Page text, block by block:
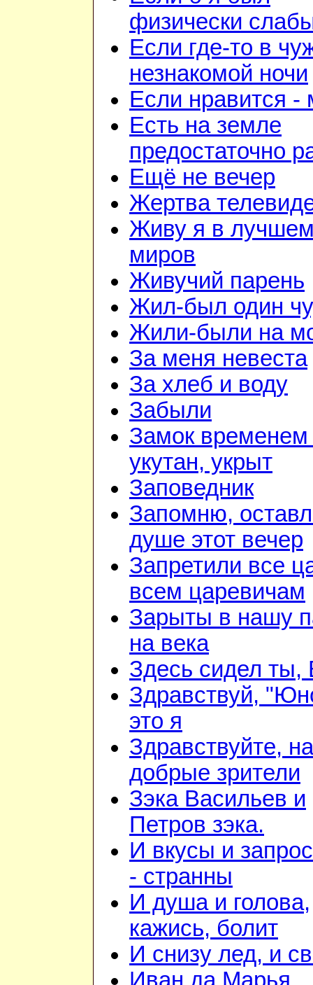
физически
Если где-то в
незнакомой ночи
Если нравится -
Есть на земле
предостаточно
Ещё не вечер
Жертва
Живу я в
миров
Живучий парень
Жил-был один
Жили-были на
За меня невеста
За хлеб и воду
Забыли
Замок временем
укутан, укрыт
Заповедник
Запомню,
душе этот вечер
Запретили все
всем царевичам
Зарыты в нашу
на века
Здесь сидел ты,
Здравствуй,
это я
Здравствуйте,
добрые зрители
Зэка Васильев и
Петров зэка.
И вкусы и
- странны
И душа и голова,
кажись, болит
И снизу лед, и